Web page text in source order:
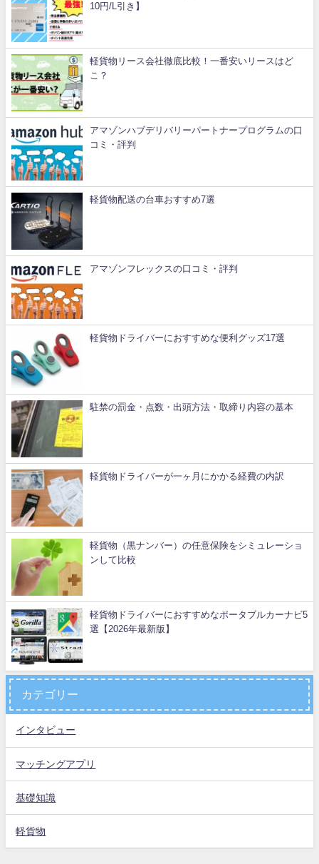
10円/L引き】
軽貨物リース会社徹底比較！一番安いリースはど
こ？
アマゾンハブデリバリーパートナープログラムの口
コミ・評判
軽貨物配送の台車おすすめ7選
アマゾンフレックスの口コミ・評判
軽貨物ドライバーにおすすめな便利グッズ17選
駐禁の罰金・点数・出頭方法・取締り内容の基本
軽貨物ドライバーが一ヶ月にかかる経費の内訳
軽貨物（黒ナンバー）の任意保険をシミュレーショ
ンして比較
軽貨物ドライバーにおすすめなポータブルカーナビ5
選【2026年最新版】
カテゴリー
インタビュー
マッチングアプリ
基礎知識
軽貨物